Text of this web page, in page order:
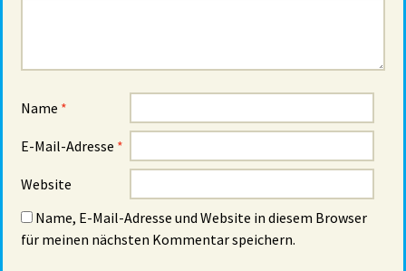
Name *
E-Mail-Adresse *
Website
Name, E-Mail-Adresse und Website in diesem Browser
für meinen nächsten Kommentar speichern.